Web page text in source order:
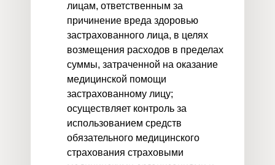
лицам, ответственным за
причинение вреда здоровью
застрахованного лица, в целях
возмещения расходов в пределах
суммы, затраченной на оказание
медицинской помощи
застрахованному лицу;
осуществляет контроль за
использованием средств
обязательного медицинского
страхования страховыми